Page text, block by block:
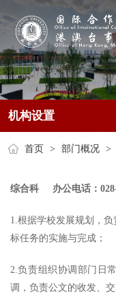
机构设置
首页 > 部门概况 >
综合科 办公电话：028-
1.根据学校发展规划，
标任务的实施与完成；
2.负责组织协调部门日
调，负责公文的收发、交